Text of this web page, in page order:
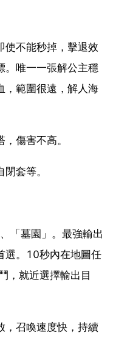
使不能秒掉，擊退效
。唯一一張解公主穩
，範圍很遠，解人海
傷害不高。
套等。
「墓園」。最強輸出
選。10秒內在地圖任
，就近選擇輸出目
，召喚速度快，持續